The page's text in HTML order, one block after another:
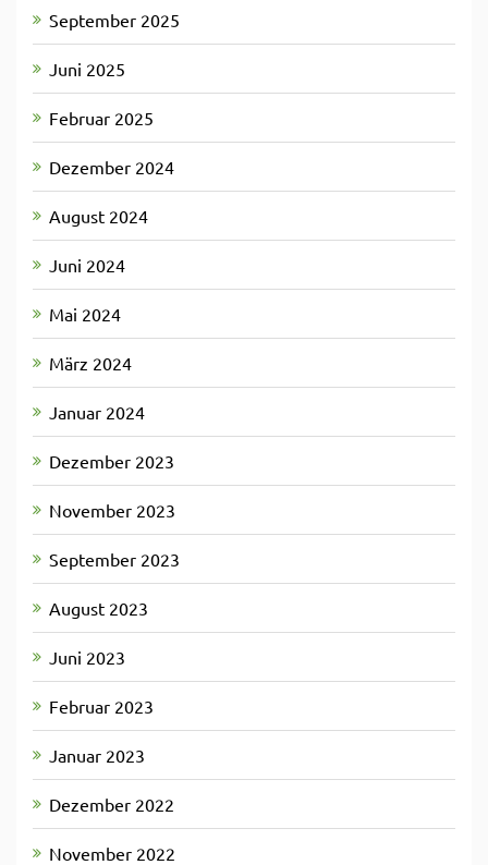
September 2025
Juni 2025
Februar 2025
Dezember 2024
August 2024
Juni 2024
Mai 2024
März 2024
Januar 2024
Dezember 2023
November 2023
September 2023
August 2023
Juni 2023
Februar 2023
Januar 2023
Dezember 2022
November 2022